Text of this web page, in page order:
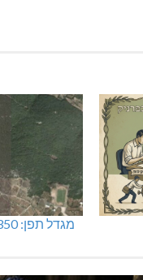
מגדל תפן: 350 דונם במתחם חדש